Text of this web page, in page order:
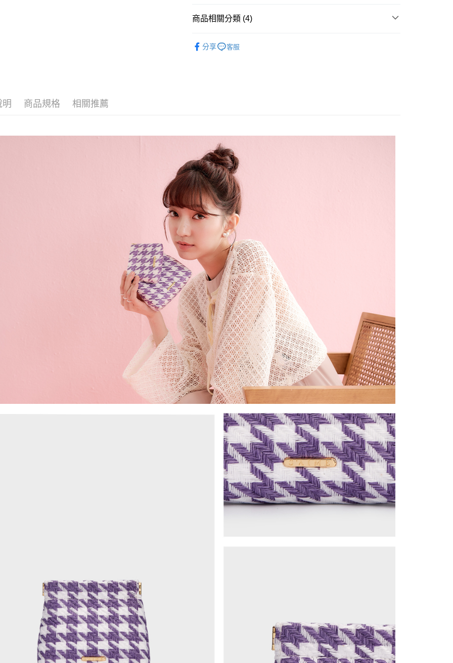
大哥付你分期
相關說明
1.本服務由台灣大哥大提供，台灣大哥大用戶可立即使用無須另外申請。
2.付款方式選擇「大哥付你分期」，訂單成立後會自動跳轉到大哥付的交易
醒簡訊。
2.透過簡訊連結打開帳單後，可選擇「超商條碼／台灣大直營門市／銀行轉
帳／街口支付／iPASS MONEY」等通路繳費。
【注意事項】
1.本服務係由「台灣大哥大股份有限公司」（以下簡稱本公司）所提供，讓
用戶於交易時，得透過本服務購買商品或服務，並由商店將買賣／分期付
款買賣價金債權讓與本公司後，依約使用本公司帳單繳交帳款。
2.基於同意付款使用「大哥付你分期」之契約關係目的，商店將以您的個人
資料（包含姓名、電話或地址）提供予台灣大哥大進項蒐集、處理及利
用，由本公司與您本人進行分期帳單所需資料之確認、核對及更正。
3.完整用戶服務條款，請詳閱以下連結：
每筆NT$80，滿NT$1,500(含以上)免運費
付款後萊爾富取貨
每筆NT$80，滿NT$1,500(含以上)免運費
7-11取貨付款
每筆NT$80，滿NT$1,500(含以上)免運費
付款後7-11取貨
每筆NT$80，滿NT$1,500(含以上)免運費
宅配（無提供外島）
每筆NT$100，滿NT$1,500(含以上)免運費
宅配
每筆NT$100，滿NT$1,500(含以上)免運費
付款後門市自取
免運費
海外順豐配送 查看運費
商品相關分類 (4)
分享 客服
明 商品規格 相關推薦